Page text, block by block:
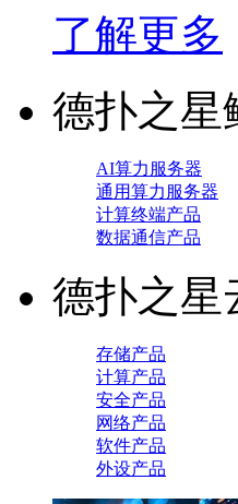
了解更多
德扑之星
AI算力服务器
通用算力服务器
计算终端产品
数据通信产品
德扑之星
存储产品
计算产品
安全产品
网络产品
软件产品
外设产品